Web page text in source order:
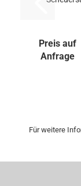
Preis auf
Anfrage
Für weitere